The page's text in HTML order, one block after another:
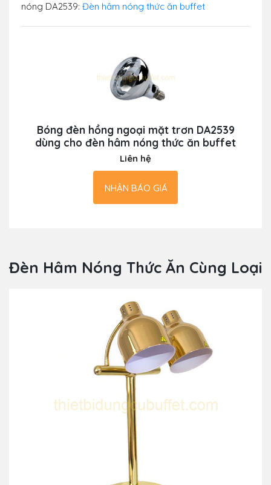
nóng DA2539: Đèn hâm nóng thức ăn buffet
Bóng đèn hồng ngoại mặt trơn DA2539
dùng cho đèn hâm nóng thức ăn buffet
Liên hệ
NHẬN BÁO GIÁ
Đèn Hâm Nóng Thức Ăn Cùng Loại